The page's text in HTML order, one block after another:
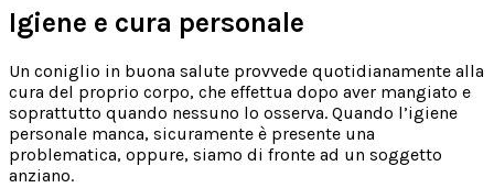
Igiene e cura personale
Un coniglio in buona salute provvede quotidianamente alla
cura del proprio corpo, che effettua dopo aver mangiato e
soprattutto quando nessuno lo osserva. Quando l’igiene
personale manca, sicuramente è presente una
problematica, oppure, siamo di fronte ad un soggetto
anziano.